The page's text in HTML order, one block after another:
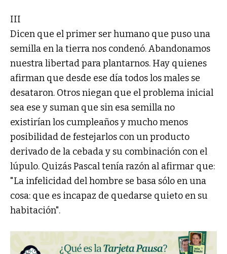
III
Dicen que el primer ser humano que puso una
semilla en la tierra nos condenó. Abandonamos
nuestra libertad para plantarnos. Hay quienes
afirman que desde ese día todos los males se
desataron. Otros niegan que el problema inicial
sea ese y suman que sin esa semilla no
existirían los cumpleaños y mucho menos
posibilidad de festejarlos con un producto
derivado de la cebada y su combinación con el
lúpulo. Quizás Pascal tenía razón al afirmar que:
"La infelicidad del hombre se basa sólo en una
cosa: que es incapaz de quedarse quieto en su
habitación".